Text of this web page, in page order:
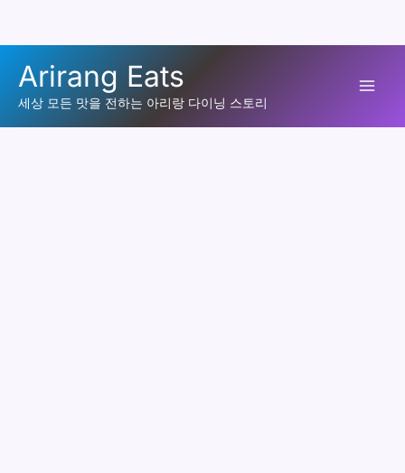
로
Arirang Eats
세상 모든 맛을 전하는 아리랑 다이닝 스토리